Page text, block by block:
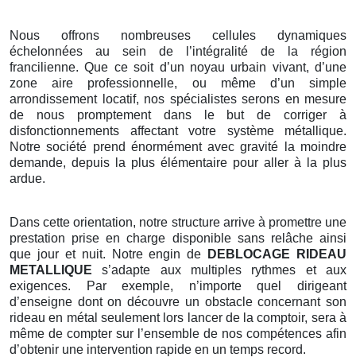
Nous offrons nombreuses cellules dynamiques
échelonnées au sein de l’intégralité de la région
francilienne. Que ce soit d’un noyau urbain vivant, d’une
zone aire professionnelle, ou même d’un simple
arrondissement locatif, nos spécialistes serons en mesure
de nous promptement dans le but de corriger à
disfonctionnements affectant votre système métallique.
Notre société prend énormément avec gravité la moindre
demande, depuis la plus élémentaire pour aller à la plus
ardue.
Dans cette orientation, notre structure arrive à promettre une
prestation prise en charge disponible sans relâche ainsi
que jour et nuit. Notre engin de
DEBLOCAGE RIDEAU
METALLIQUE s’adapte aux multiples rythmes et aux
exigences. Par exemple, n’importe quel dirigeant
d’enseigne dont on découvre un obstacle concernant son
rideau en métal seulement lors lancer de la comptoir, sera à
même de compter sur l’ensemble de nos compétences afin
d’obtenir une intervention rapide en un temps record.